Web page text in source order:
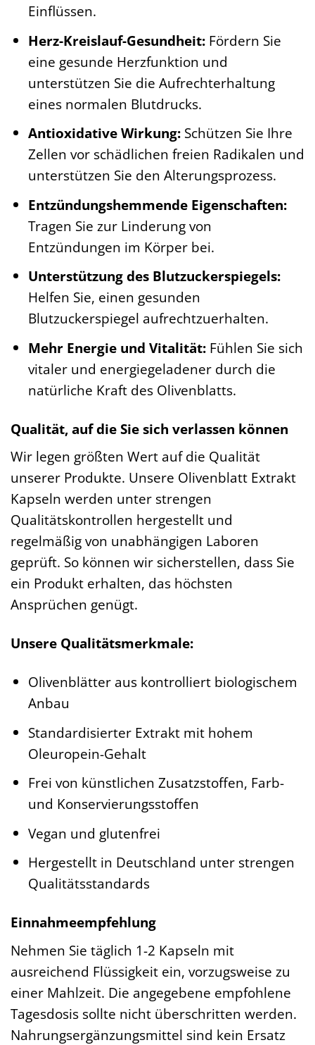
Einflüssen.
Herz-Kreislauf-Gesundheit:Fördern Sie
eine gesunde Herzfunktion und
unterstützen Sie die Aufrechterhaltung
eines normalen Blutdrucks.
Antioxidative Wirkung:Schützen Sie Ihre
Zellen vor schädlichen freien Radikalen und
unterstützen Sie den Alterungsprozess.
Entzündungshemmende Eigenschaften:
Tragen Sie zur Linderung von
Entzündungen im Körper bei.
Unterstützung des Blutzuckerspiegels:
Helfen Sie, einen gesunden
Blutzuckerspiegel aufrechtzuerhalten.
Mehr Energie und Vitalität:Fühlen Sie sich
vitaler und energiegeladener durch die
natürliche Kraft des Olivenblatts.
Qualität, auf die Sie sich verlassen können
Wir legen größten Wert auf die Qualität
unserer Produkte. Unsere Olivenblatt Extrakt
Kapseln werden unter strengen
Qualitätskontrollen hergestellt und
regelmäßig von unabhängigen Laboren
geprüft. So können wir sicherstellen, dass Sie
ein Produkt erhalten, das höchsten
Ansprüchen genügt.
Unsere Qualitätsmerkmale:
Olivenblätter aus kontrolliert biologischem
Anbau
Standardisierter Extrakt mit hohem
Oleuropein-Gehalt
Frei von künstlichen Zusatzstoffen, Farb-
und Konservierungsstoffen
Vegan und glutenfrei
Hergestellt in Deutschland unter strengen
Qualitätsstandards
Einnahmeempfehlung
Nehmen Sie täglich 1-2 Kapseln mit
ausreichend Flüssigkeit ein, vorzugsweise zu
einer Mahlzeit. Die angegebene empfohlene
Tagesdosis sollte nicht überschritten werden.
Nahrungsergänzungsmittel sind kein Ersatz